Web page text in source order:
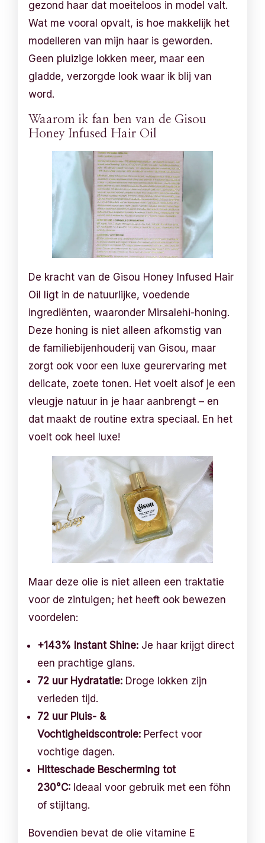
gezond haar dat moeiteloos in model valt.
Wat me vooral opvalt, is hoe makkelijk het
modelleren van mijn haar is geworden.
Geen pluizige lokken meer, maar een
gladde, verzorgde look waar ik blij van
word.
Waarom ik fan ben van de Gisou
Honey Infused Hair Oil
De kracht van de Gisou Honey Infused Hair
Oil ligt in de natuurlijke, voedende
ingrediënten, waaronder Mirsalehi-honing.
Deze honing is niet alleen afkomstig van
de familiebijenhouderij van Gisou, maar
zorgt ook voor een luxe geurervaring met
delicate, zoete tonen. Het voelt alsof je een
vleugje natuur in je haar aanbrengt – en
dat maakt de routine extra speciaal. En het
voelt ook heel luxe!
Maar deze olie is niet alleen een traktatie
voor de zintuigen; het heeft ook bewezen
voordelen:
+143% Instant Shine: Je haar krijgt direct
een prachtige glans.
72 uur Hydratatie: Droge lokken zijn
verleden tijd.
72 uur Pluis- &
Vochtigheidscontrole: Perfect voor
vochtige dagen.
Hitteschade Bescherming tot
230°C: Ideaal voor gebruik met een föhn
of stijltang.
Bovendien bevat de olie vitamine E